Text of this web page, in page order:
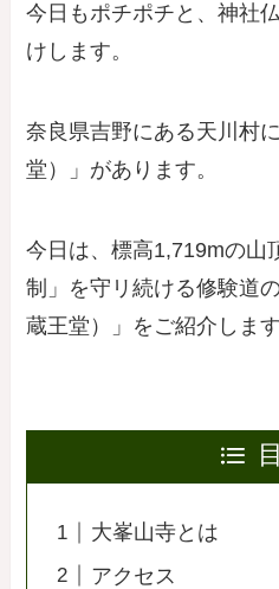
今日もポチポチと、神社
けします。
奈良県吉野にある天川村
堂）」があります。
今日は、標高1,719mの山
制」を守リ続ける修験道
蔵王堂）」をご紹介します
大峯山寺とは
アクセス